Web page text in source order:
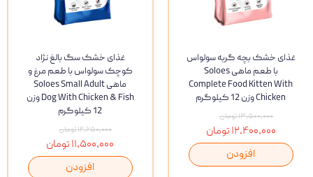
غذای خشک بچه گربه سولواس
با طعم ماهی Soloes
Complete Food Kitten With
Chicken وزن 12 کیلوگرم
۱۳,۵۰۰,۰۰۰ تومان
۱۲,۴۰۰,۰۰۰ تومان
افزودن
غذای خشک سگ بالغ نژاد
کوچک سولواس با طعم مرغ و
ماهی Soloes Small Adult
Dog With Chicken & Fish وزن
12 کیلوگرم
۱۲,۶۵۰,۰۰۰ تومان
۱۱,۵۰۰,۰۰۰ تومان
افزودن